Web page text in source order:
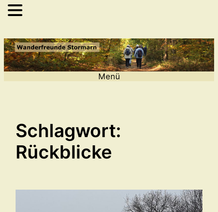
Inhalt
springen
Menü
Schlagwort:
Rückblicke